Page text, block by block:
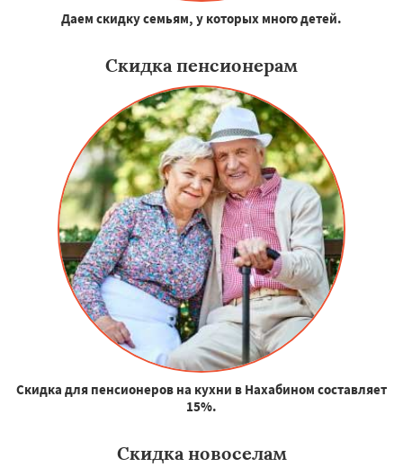
Даем скидку семьям, у которых много детей.
Скидка пенсионерам
Скидка для пенсионеров на кухни в Нахабином составляет
15%.
Скидка новоселам